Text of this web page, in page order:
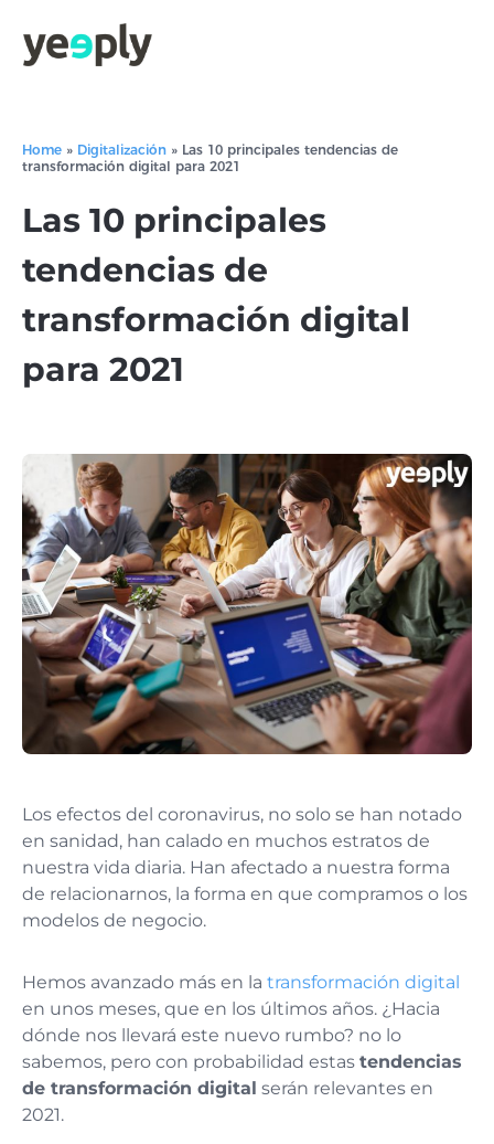
Home » Digitalización » Las 10 principales tendencias de
transformación digital para 2021
Las 10 principales
tendencias de
transformación digital
para 2021
Los efectos del coronavirus, no solo se han notado
en sanidad, han calado en muchos estratos de
nuestra vida diaria. Han afectado a nuestra forma
de relacionarnos, la forma en que compramos o los
modelos de negocio.
Hemos avanzado más en la transformación digital
en unos meses, que en los últimos años. ¿Hacia
dónde nos llevará este nuevo rumbo? no lo
sabemos, pero con probabilidad estas tendencias
de transformación digital serán relevantes en
2021.